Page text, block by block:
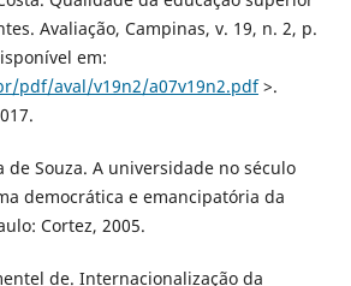
Avaliação, Campinas, v. 19, n. 2, p.
em:
pdf/aval/v19n2/a07v19n2.pdf>.
de Souza. A universidade no século
democrática e emancipatória da
Cortez, 2005.
de. Internacionalização da